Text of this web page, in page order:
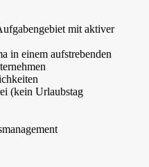
mit aktiver
in einem aufstrebenden
(kein Urlaubstag